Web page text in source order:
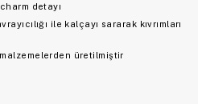
detayı
ile kalçayı sararak kıvrımları
üretilmiştir